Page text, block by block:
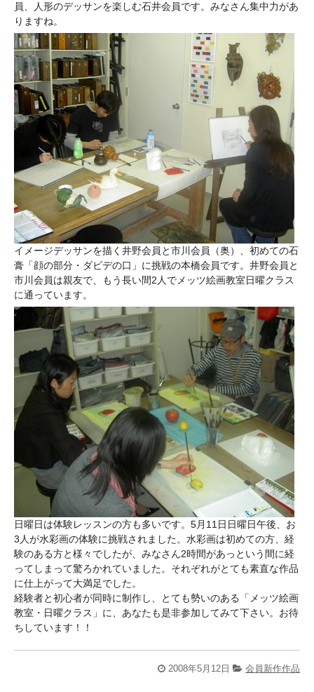
員、人形のデッサンを楽しむ石井会員です。みなさん集中力があ
りますね。
イメージデッサンを描く井野会員と市川会員（奥）、初めての石
膏「顔の部分・ダビデの口」に挑戦の本橋会員です。井野会員と
市川会員は親友で、もう長い間2人でメッツ絵画教室日曜クラス
に通っています。
日曜日は体験レッスンの方も多いです。5月11日日曜日午後、お
3人が水彩画の体験に挑戦されました。水彩画は初めての方、経
験のある方と様々でしたが、みなさん2時間があっという間に経
ってしまって驚ろかれていました。それぞれがとても素直な作品
に仕上がって大満足でした。
経験者と初心者が同時に制作し、とても勢いのある「メッツ絵画
教室・日曜クラス」に、あなたも是非参加してみて下さい。お待
ちしています！！
2008年5月12日 会員新作作品